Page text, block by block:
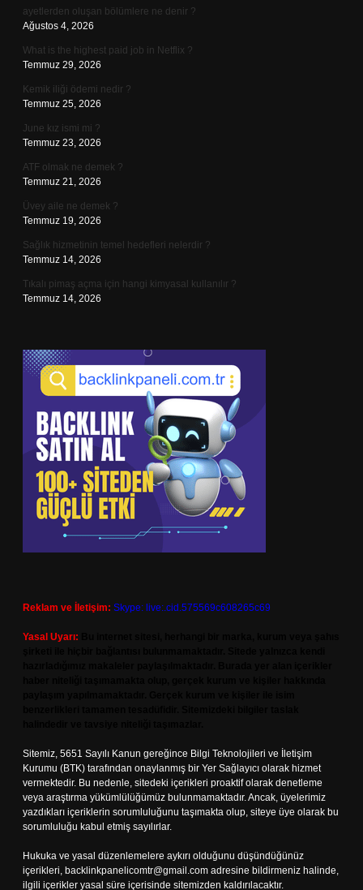
ayetlerden oluşan bölümlere ne denir ?
Ağustos 4, 2026
What is the highest paid job in Netflix ?
Temmuz 29, 2026
Kemik iliği ödemi nedir ?
Temmuz 25, 2026
June kız ismi mi ?
Temmuz 23, 2026
ATF olmak ne demek ?
Temmuz 21, 2026
Üvey aile ne demek ?
Temmuz 19, 2026
Sağlık hizmetinin temel hedefleri nelerdir ?
Temmuz 14, 2026
Tıkalı pimaş açma için hangi kimyasal kullanılır ?
Temmuz 14, 2026
Reklam ve İletişim: Skype: live:.cid.575569c608265c69
Yasal Uyarı:
Sitemiz, 5651 Sayılı Kanun gereğince Bilgi Teknolojileri ve İletişim
Kurumu (BTK) tarafından onaylanmış bir Yer Sağlayıcı olarak hizmet
vermektedir. Bu nedenle, sitedeki içerikleri proaktif olarak denetleme
veya araştırma yükümlülüğümüz bulunmamaktadır. Ancak, üyelerimiz
yazdıkları içeriklerin sorumluluğunu taşımakta olup, siteye üye olarak bu
sorumluluğu kabul etmiş sayılırlar.
Hukuka ve yasal düzenlemelere aykırı olduğunu düşündüğünüz
içerikleri, backlinkpanelicomtr@gmail.com adresine bildirmeniz halinde,
ilgili içerikler yasal süre içerisinde sitemizden kaldırılacaktır.